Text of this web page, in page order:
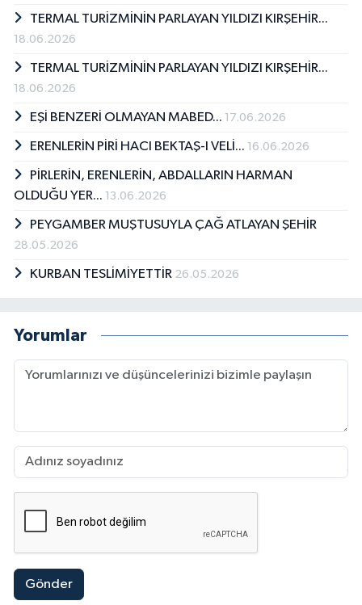
sunulmuştur.
TERMAL TURİZMİNİN PARLAYAN YILDIZI KIRŞEHİR...
18.06.2026
TERMAL TURİZMİNİN PARLAYAN YILDIZI KIRŞEHİR...
18.06.2026
EŞİ BENZERİ OLMAYAN MABED... 17.06.2026
ERENLERİN PİRİ HACI BEKTAŞ-I VELİ... 16.06.2026
PİRLERİN, ERENLERİN, ABDALLARIN HARMAN
OLDUĞU YER... 13.06.2026
PEYGAMBER MUŞTUSUYLA ÇAĞ ATLAYAN ŞEHİR
28.05.2026
KURBAN TESLİMİYETTİR 26.05.2026
Yorumlar
Gönder